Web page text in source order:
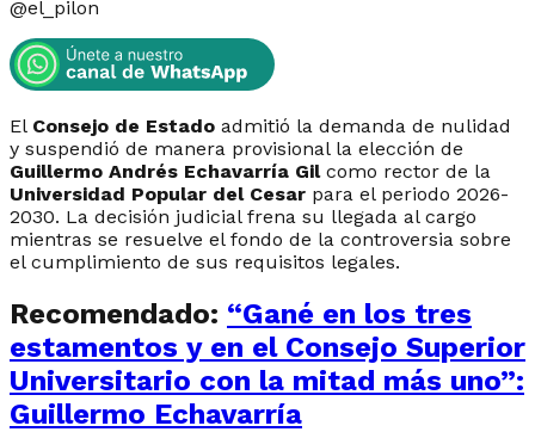
@el_pilon
El Consejo de Estado admitió la demanda de nulidad
y suspendió de manera provisional la elección de
Guillermo Andrés Echavarría Gilcomo rector de la
Universidad Popular del Cesar para el periodo 2026-
2030. La decisión judicial frena su llegada al cargo
mientras se resuelve el fondo de la controversia sobre
el cumplimiento de sus requisitos legales.
Recomendado: “Gané en los tres
estamentos y en el Consejo Superior
Universitario con la mitad más uno”:
Guillermo Echavarría